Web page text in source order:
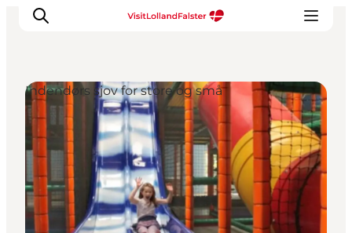
Oplevelser
I naturen
For børn
Kultur
Gastronomi
Indendørs sjov for store og små